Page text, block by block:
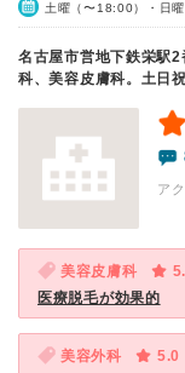
土曜（〜18:00）・日曜
名古屋市営地下鉄栄駅
科、美容皮膚科。土日
ア
美容皮膚科
医療脱毛が効果的
美容外科
5.0